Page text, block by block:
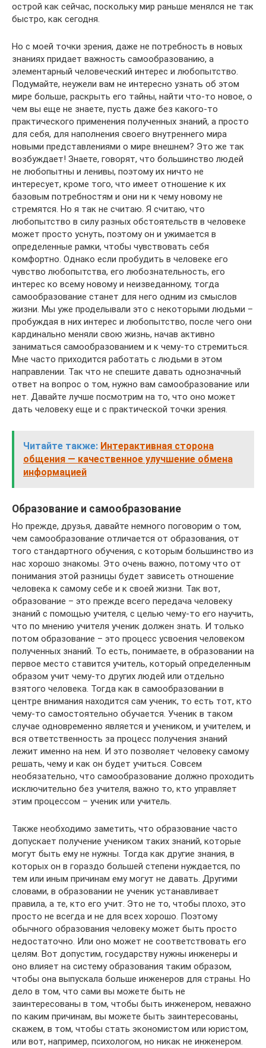
острой как сейчас, поскольку мир раньше менялся не так
быстро, как сегодня.
Но с моей точки зрения, даже не потребность в новых
знаниях придает важность самообразованию, а
элементарный человеческий интерес и любопытство.
Подумайте, неужели вам не интересно узнать об этом
мире больше, раскрыть его тайны, найти что-то новое, о
чем вы еще не знаете, пусть даже без какого-то
практического применения полученных знаний, а просто
для себя, для наполнения своего внутреннего мира
новыми представлениями о мире внешнем? Это же так
возбуждает! Знаете, говорят, что большинство людей
не любопытны и ленивы, поэтому их ничто не
интересует, кроме того, что имеет отношение к их
базовым потребностям и они ни к чему новому не
стремятся. Но я так не считаю. Я считаю, что
любопытство в силу разных обстоятельств в человеке
может просто уснуть, поэтому он и ужимается в
определенные рамки, чтобы чувствовать себя
комфортно. Однако если пробудить в человеке его
чувство любопытства, его любознательность, его
интерес ко всему новому и неизведанному, тогда
самообразование станет для него одним из смыслов
жизни. Мы уже проделывали это с некоторыми людьми –
пробуждая в них интерес и любопытство, после чего они
кардинально меняли свою жизнь, начав активно
заниматься самообразованием и к чему-то стремиться.
Мне часто приходится работать с людьми в этом
направлении. Так что не спешите давать однозначный
ответ на вопрос о том, нужно вам самообразование или
нет. Давайте лучше посмотрим на то, что оно может
дать человеку еще и с практической точки зрения.
Читайте также: Интерактивная сторона
общения — качественное улучшение обмена
информацией
Образование и самообразование
Но прежде, друзья, давайте немного поговорим о том,
чем самообразование отличается от образования, от
того стандартного обучения, с которым большинство из
нас хорошо знакомы. Это очень важно, потому что от
понимания этой разницы будет зависеть отношение
человека к самому себе и к своей жизни. Так вот,
образование – это прежде всего передача человеку
знаний с помощью учителя, с целью чему-то его научить,
что по мнению учителя ученик должен знать. И только
потом образование – это процесс усвоения человеком
полученных знаний. То есть, понимаете, в образовании на
первое место ставится учитель, который определенным
образом учит чему-то других людей или отдельно
взятого человека. Тогда как в самообразовании в
центре внимания находится сам ученик, то есть тот, кто
чему-то самостоятельно обучается. Ученик в таком
случае одновременно является и учеником, и учителем, и
вся ответственность за процесс получения знаний
лежит именно на нем. И это позволяет человеку самому
решать, чему и как он будет учиться. Совсем
необязательно, что самообразование должно проходить
исключительно без учителя, важно то, кто управляет
этим процессом – ученик или учитель.
Также необходимо заметить, что образование часто
допускает получение учеником таких знаний, которые
могут быть ему не нужны. Тогда как другие знания, в
которых он в гораздо большей степени нуждается, по
тем или иным причинам ему могут не давать. Другими
словами, в образовании не ученик устанавливает
правила, а те, кто его учит. Это не то, чтобы плохо, это
просто не всегда и не для всех хорошо. Поэтому
обычного образования человеку может быть просто
недостаточно. Или оно может не соответствовать его
целям. Вот допустим, государству нужны инженеры и
оно влияет на систему образования таким образом,
чтобы она выпускала больше инженеров для страны. Но
дело в том, что сами вы можете быть не
заинтересованы в том, чтобы быть инженером, неважно
по каким причинам, вы можете быть заинтересованы,
скажем, в том, чтобы стать экономистом или юристом,
или вот, например, психологом, но никак не инженером.